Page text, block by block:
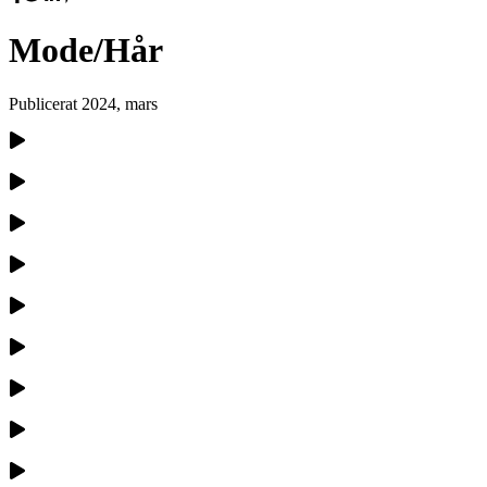
Mode/Hår
Publicerat 2024, mars